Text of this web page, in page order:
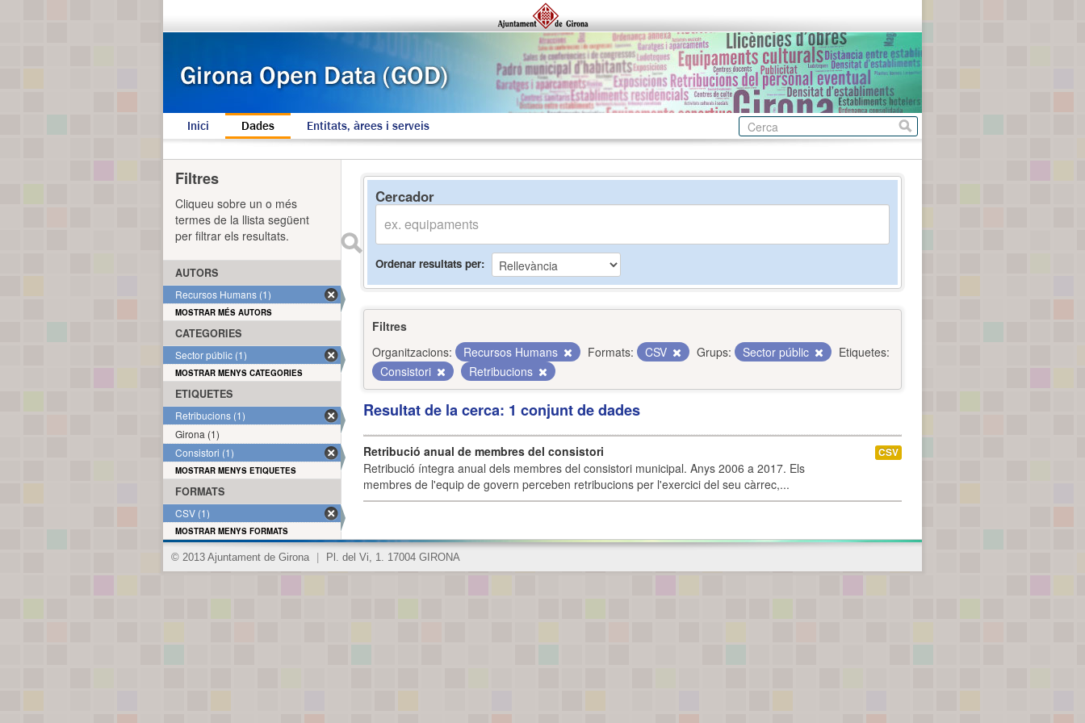
Inici Dades Entitats, àrees i serveis
Cercador
Ordenar resultats per
Filtres
Organitzacions:
Recursos Humans Formats: CSV Grups: Sector públic
Etiquetes:
Consistori
Retribucions
Resultat de la cerca: 1 conjunt de dades
Retribució anual de membres del consistori
Retribució íntegra anual dels membres del consistori municipal. Anys 2006 a 2017. Els
membres de l'equip de govern perceben retribucions per l'exercici del seu càrrec,...
CSV
Filtres
Cliqueu sobre un o més
termes de la llista següent
per filtrar els resultats.
AUTORS
Recursos Humans (1)
MOSTRAR MÉS AUTORS
CATEGORIES
Sector públic (1)
MOSTRAR MENYS CATEGORIES
ETIQUETES
Retribucions (1)
Girona (1)
Consistori (1)
MOSTRAR MENYS ETIQUETES
FORMATS
CSV (1)
MOSTRAR MENYS FORMATS
© 2013 Ajuntament de Girona Pl. del Vi, 1. 17004 GIRONA